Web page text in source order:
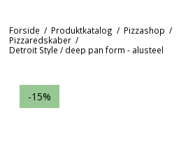
Forside / Produktkatalog / Pizzashop /
Pizzaredskaber /
Detroit Style / deep pan form - alusteel
-15%